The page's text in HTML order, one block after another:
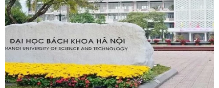
Ấn Độ dự kiến chi 8,8 tỷ USD cho
hoạt động thăm dò dầu khí biển sâu
09/08/2026 13:13
Tổng Bí thư, Chủ tịch nước Tô Lâm